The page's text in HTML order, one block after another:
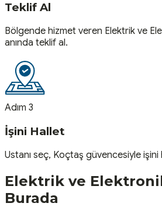
Teklif Al
Bölgende hizmet veren Elektrik ve
anında teklif al.
Adım 3
İşini Hallet
Ustanı seç, Koçtaş güvencesiyle işini
Elektrik ve
Burada